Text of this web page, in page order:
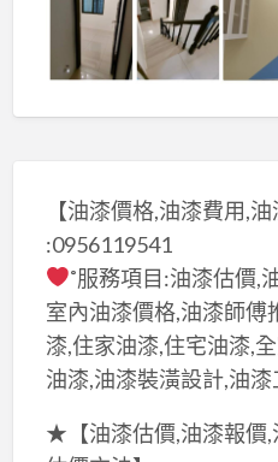
【油漆價格,油漆費用,
:0956119541
˚服務項目:油漆估價,
室內油漆價格,油漆師傅
漆,住家油漆,住宅油漆,
油漆,油漆裝潢設計,油
★【油漆估價,油漆報價,